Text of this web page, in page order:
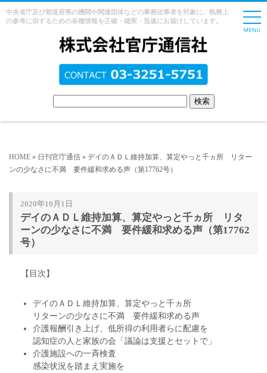
中央省庁及び都道府県の機関や関連団体などの事務従事者を対象に、執務上
の参考に供するための各種情報を正確・確実・迅速にお届けしています。
HOME » 日刊官庁通信 » デイのＡＤＬ維持加算、算定やっと千ヵ所 リター
ンの少なさに不満 要件緩和求める声（第17762号）
2020年10月1日
デイのＡＤＬ維持加算、算定やっと千ヵ所 リタ
ーンの少なさに不満 要件緩和求める声（第17762
号）
【目次】
デイのＡＤＬ維持加算、算定やっと千ヵ所
リターンの少なさに不満 要件緩和求める声
介護報酬引き上げ、低所得の利用者らに配慮を
認知症の人と家族の会「議論は支援とセットで」
介護施設への一斉検査
感染状況を踏まえ実施を